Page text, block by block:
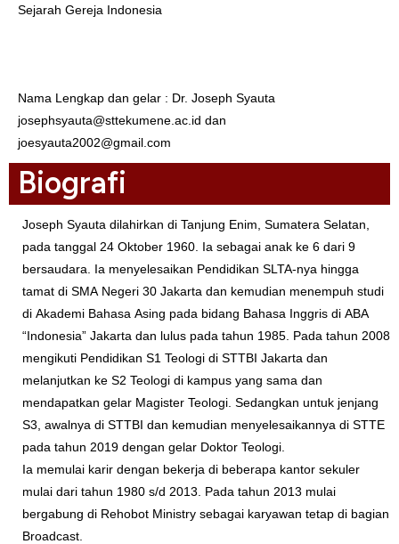
Sejarah Gereja Indonesia
Nama Lengkap dan gelar : Dr. Joseph Syauta
josephsyauta@sttekumene.ac.id dan
joesyauta2002@gmail.com
Biografi
Joseph Syauta dilahirkan di Tanjung Enim, Sumatera Selatan,
pada tanggal 24 Oktober 1960. Ia sebagai anak ke 6 dari 9
bersaudara. Ia menyelesaikan Pendidikan SLTA-nya hingga
tamat di SMA Negeri 30 Jakarta dan kemudian menempuh studi
di Akademi Bahasa Asing pada bidang Bahasa Inggris di ABA
“Indonesia” Jakarta dan lulus pada tahun 1985. Pada tahun 2008
mengikuti Pendidikan S1 Teologi di STTBI Jakarta dan
melanjutkan ke S2 Teologi di kampus yang sama dan
mendapatkan gelar Magister Teologi. Sedangkan untuk jenjang
S3, awalnya di STTBI dan kemudian menyelesaikannya di STTE
pada tahun 2019 dengan gelar Doktor Teologi.
Ia memulai karir dengan bekerja di beberapa kantor sekuler
mulai dari tahun 1980 s/d 2013. Pada tahun 2013 mulai
bergabung di Rehobot Ministry sebagai karyawan tetap di bagian
Broadcast.